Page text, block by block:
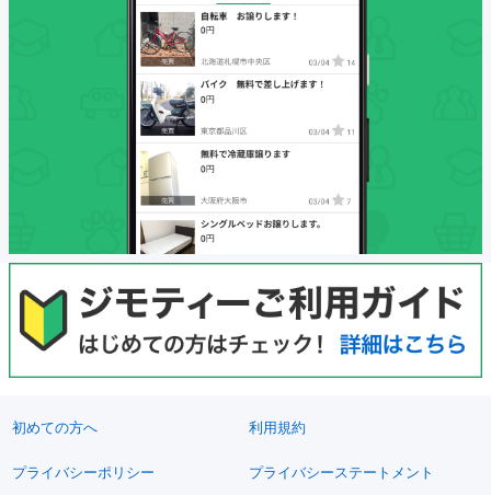
初めての方へ 利用規約
プライバシーポリシー プライバシーステートメント